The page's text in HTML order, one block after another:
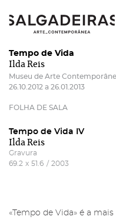
Tempo de Vida
Ilda Reis
Museu de Arte
26.10.2012 a 26.01.2013
FOLHA DE SALA
Tempo de Vida IV
Ilda Reis
Gravura
69.2 x 51.6 / 2003
«Tempo de Vida» é a